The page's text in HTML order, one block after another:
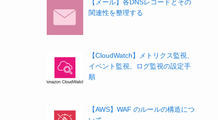
【メール】各DNSレコードとその
関連性を整理する
【CloudWatch】メトリクス監視、
イベント監視、ログ監視の設定手
順
【AWS】WAF のルールの構造につ